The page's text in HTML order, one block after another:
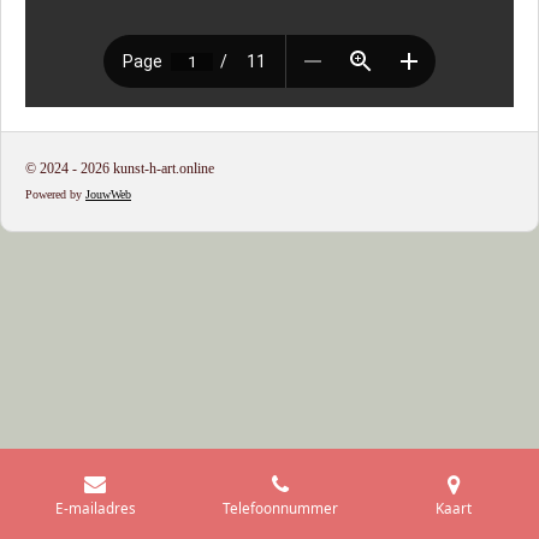
© 2024 - 2026 kunst-h-art.online
Powered by JouwWeb
E-mailadres Telefoonnummer Kaart